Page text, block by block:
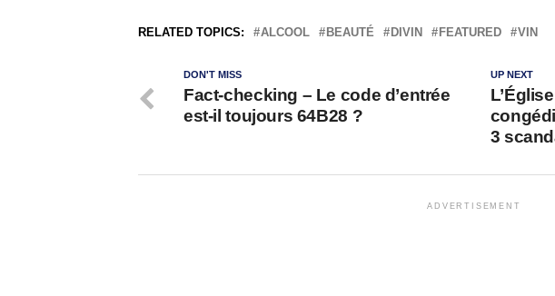
RELATED TOPICS: ALCOOL BEAUTÉ DIVIN FEATURED VIN
UP NEXT
3
DON'T MISS
Fact-checking – Le code d’entrée
est-il toujours 64B28 ?
ADVERTISEMENT